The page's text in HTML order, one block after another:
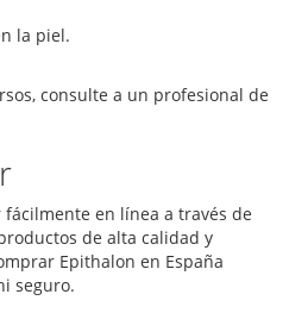
la piel.
consulte a un profesional de
en línea a través de
de alta calidad y
Epithalon en España
seguro.